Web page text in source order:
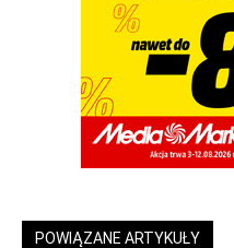
POWIĄZANE ARTYKUŁY